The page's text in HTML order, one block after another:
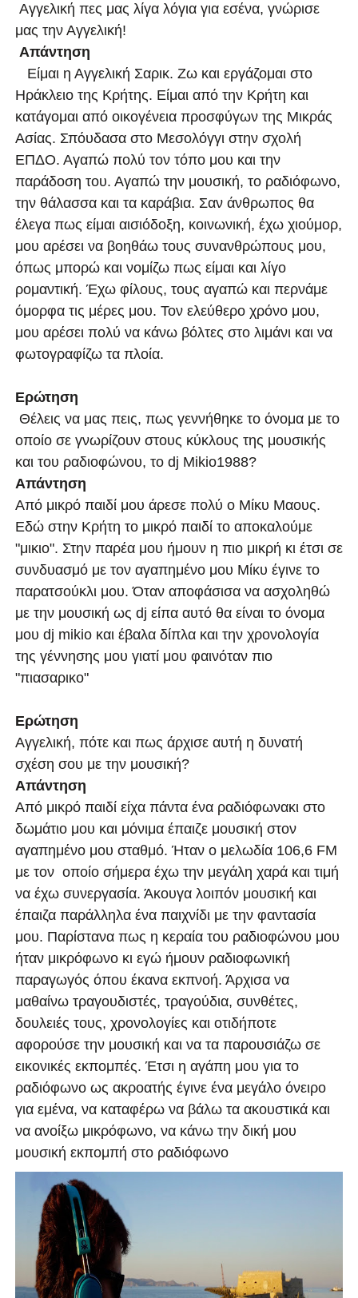
Αγγελική πες μας λίγα λόγια για εσένα, γνώρισε
μας την Αγγελική!
Απάντηση
Είμαι η Αγγελική Σαρικ. Ζω και εργάζομαι στο
Ηράκλειο της Κρήτης. Είμαι από την Κρήτη και
κατάγομαι από οικογένεια προσφύγων της Μικράς
Ασίας. Σπόυδασα στο Μεσολόγγι στην σχολή
ΕΠΔΟ. Αγαπώ πολύ τον τόπο μου και την
παράδοση του. Αγαπώ την μουσική, το ραδιόφωνο,
την θάλασσα και τα καράβια. Σαν άνθρωπος θα
έλεγα πως είμαι αισιόδοξη, κοινωνική, έχω χιούμορ,
μου αρέσει να βοηθάω τους συνανθρώπους μου,
όπως μπορώ και νομίζω πως είμαι και λίγο
ρομαντική. Έχω φίλους, τους αγαπώ και περνάμε
όμορφα τις μέρες μου. Τον ελεύθερο χρόνο μου,
μου αρέσει πολύ να κάνω βόλτες στο λιμάνι και να
φωτογραφίζω τα πλοία.
Ερώτηση
Θέλεις να μας πεις, πως γεννήθηκε το όνομα με το
οποίο σε γνωρίζουν στους κύκλους της μουσικής
και του ραδιοφώνου, το dj Μikio1988?
Απάντηση
Από μικρό παιδί μου άρεσε πολύ ο Μίκυ Μαους.
Εδώ στην Κρήτη το μικρό παιδί το αποκαλούμε
"μικιο". Στην παρέα μου ήμουν η πιο μικρή κι έτσι σε
συνδυασμό με τον αγαπημένο μου Μίκυ έγινε το
παρατσούκλι μου. Όταν αποφάσισα να ασχοληθώ
με την μουσική ως dj είπα αυτό θα είναι το όνομα
μου dj mikio και έβαλα δίπλα και την χρονολογία
της γέννησης μου γιατί μου φαινόταν πιο
"πιασαρικο"
Ερώτηση
Αγγελική, πότε και πως άρχισε αυτή η δυνατή
σχέση σου με την μουσική?
Απάντηση
Από μικρό παιδί είχα πάντα ένα ραδιόφωνακι στο
δωμάτιο μου και μόνιμα έπαιζε μουσική στον
αγαπημένο μου σταθμό. Ήταν ο μελωδία 106,6 FM
με τον οποίο σήμερα έχω την μεγάλη χαρά και τιμή
να έχω συνεργασία. Άκουγα λοιπόν μουσική και
έπαιζα παράλληλα ένα παιχνίδι με την φαντασία
μου. Παρίστανα πως η κεραία του ραδιοφώνου μου
ήταν μικρόφωνο κι εγώ ήμουν ραδιοφωνική
παραγωγός όπου έκανα εκπνοή. Άρχισα να
μαθαίνω τραγουδιστές, τραγούδια, συνθέτες,
δουλειές τους, χρονολογίες και οτιδήποτε
αφορούσε την μουσική και να τα παρουσιάζω σε
εικονικές εκπομπές. Έτσι η αγάπη μου για το
ραδιόφωνο ως ακροατής έγινε ένα μεγάλο όνειρο
για εμένα, να καταφέρω να βάλω τα ακουστικά και
να ανοίξω μικρόφωνο, να κάνω την δική μου
μουσική εκπομπή στο ραδιόφωνο